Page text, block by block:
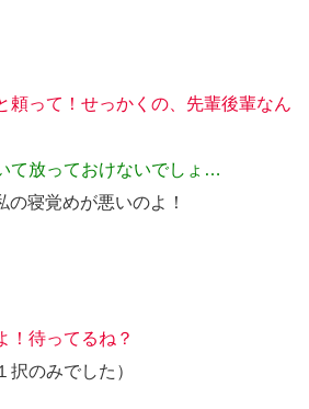
って！せっかくの、先輩後輩なん
て放っておけないでしょ…
寝覚めが悪いのよ！
待ってるね？
択のみでした）